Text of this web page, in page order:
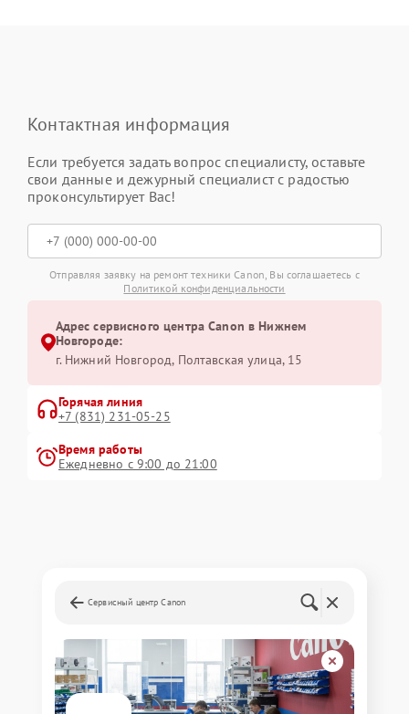
Контактная информация
Если требуется задать вопрос специалисту, оставьте
свои данные и дежурный специалист с радостью
проконсультирует Вас!
Отправляя заявку на ремонт техники Canon, Вы соглашаетесь с
Политикой конфиденциальности
Адрес сервисного центра Canon в Нижнем
Новгороде:
г. Нижний Новгород, Полтавская улица, 15
Горячая линия
+7 (831) 231-05-25
Время работы
Ежедневно с 9:00 до 21:00
Сервисный центр Canon